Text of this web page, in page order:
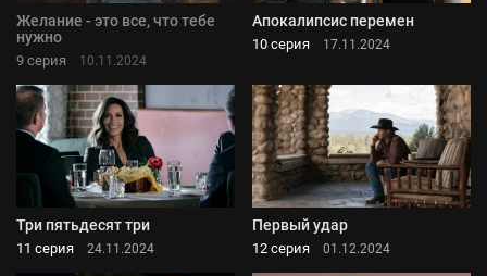
Желание - это все, что тебе
нужно
9 серия 10.11.2024
Апокалипсис перемен
10 серия 17.11.2024
Три пятьдесят три
11 серия 24.11.2024
Первый удар
12 серия 01.12.2024